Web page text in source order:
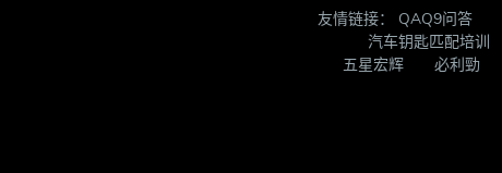
友情链接： QAQ9问答
汽车钥匙匹配培训
五星宏辉
必利勁